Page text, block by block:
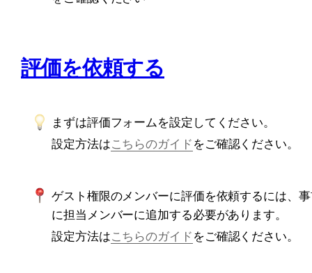
評価を依頼する
まずは評価フォームを設定してください。
設定方法はこちらのガイド をご確認ください。
ゲスト権限のメンバーに評価を依頼するには、
に担当メンバーに追加する必要があります。
設定方法はこちらのガイド をご確認ください。